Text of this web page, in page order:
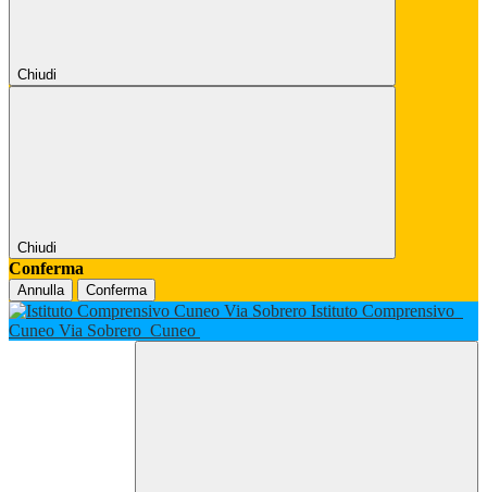
Chiudi
Chiudi
Conferma
Annulla Conferma
Istituto Comprensivo
Cuneo Via Sobrero Cuneo